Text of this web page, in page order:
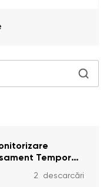
Temporar
(Adulte) din s.
25 mai 2026
2 descarcări